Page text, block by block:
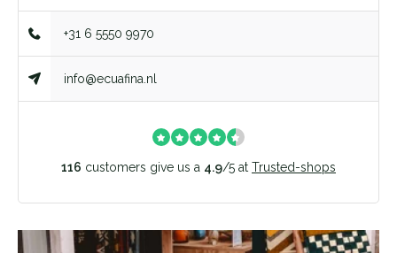
+31 6 5550 9970
info@ecuafina.nl
116 customers give us a 4.9/5 at Trusted-shops